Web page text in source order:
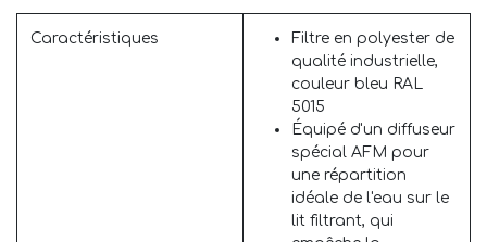
Caractéristiques
Filtre en polyester de
qualité industrielle,
couleur bleu RAL
5015
Équipé d'un diffuseur
spécial AFM pour
une répartition
idéale de l'eau sur le
lit filtrant, qui